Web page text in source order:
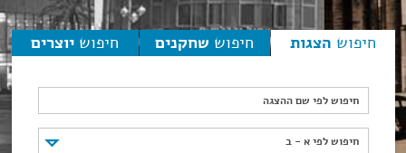
חיפוש הצגות חיפוש שחקנים חיפוש יוצרים
חיפוש לפי שם ההצגה
חיפוש לפי א - ב
חיפוש לפי א - ב